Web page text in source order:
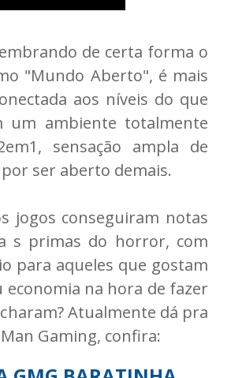
de certa forma o
"Mundo Aberto", é mais
aos níveis do que
um ambiente totalmente
sensação ampla de
ser aberto demais.
jogos conseguiram notas
s primas do horror, com
para aqueles que gostam
na hora de fazer
Atualmente dá pra
Gaming, confira: